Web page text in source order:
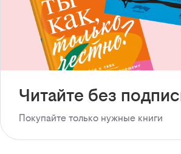
Читайте без
Покупайте только нужные книги